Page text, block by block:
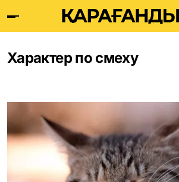
Характер по смеху